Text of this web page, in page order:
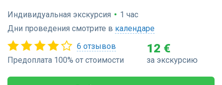
Индивидуальная экскурсия • 1 час
Дни проведения смотрите в календаре
6 отзывов
Предоплата 100% от стоимости
12 €
за экскурсию